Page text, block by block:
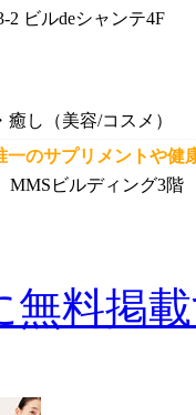
2 ビルdeシャンテ4F
し（美容/コスメ）
一のサプリメントや健
ビルディング3階
無料掲